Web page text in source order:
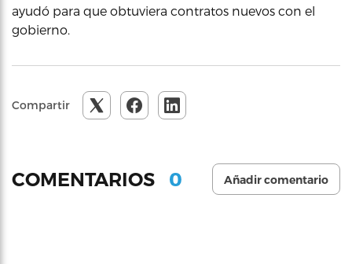
ayudó para que obtuviera contratos nuevos con el
gobierno.
Compartir
COMENTARIOS 0 Añadir comentario